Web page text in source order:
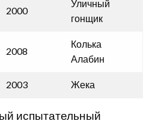
2000
Уличный
гонщик
2008
Колька
Алабин
2003 Жека
испытательный